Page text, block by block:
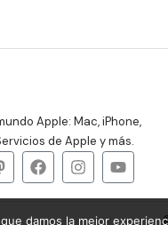
Apple: Mac, iPhone,
de Apple y más.
damos la mejor